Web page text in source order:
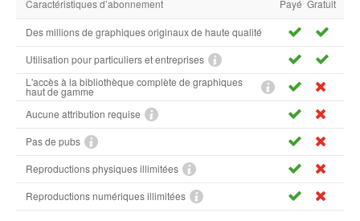
Caractéristiques d’abonnement Payé Gratuit
Des millions de graphiques originaux de haute qualité
Utilisation pour particuliers et entreprises
L'accès à la bibliothèque complète de graphiques
haut de gamme
Aucune attribution requise
Pas de pubs
Reproductions physiques illimitées
Reproductions numériques illimitées